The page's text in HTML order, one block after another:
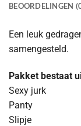
BEOORDELINGEN
Een leuk
samengesteld.
Pakket bestaat
Sexy jurk
Panty
Slipje